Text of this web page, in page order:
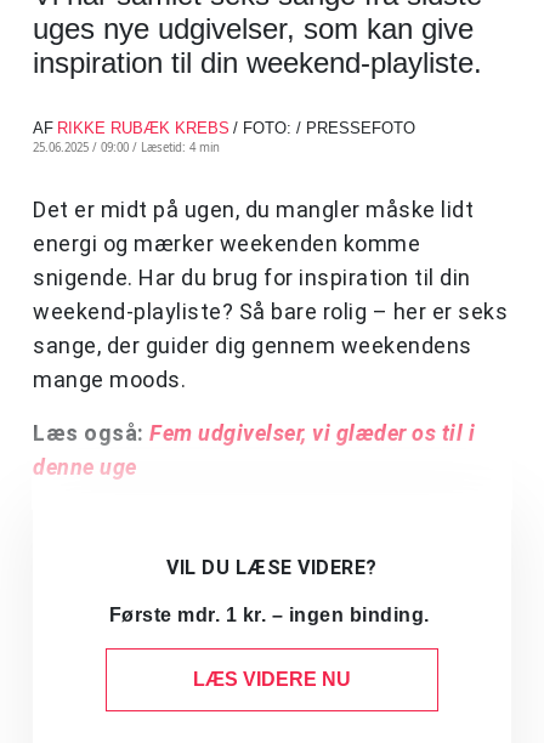
uges nye udgivelser, som kan give
inspiration til din weekend-playliste.
AF RIKKE RUBÆK KREBS / FOTO: / PRESSEFOTO
25.06.2025 / 09:00 / Læsetid: 4 min
Det er midt på ugen, du mangler måske lidt
energi og mærker weekenden komme
snigende. Har du brug for inspiration til din
weekend-playliste? Så bare rolig – her er seks
sange, der guider dig gennem weekendens
mange moods.
Læs også: Fem udgivelser, vi glæder os til i
denne uge
VIL DU LÆSE VIDERE?
Første mdr. 1 kr. – ingen binding.
LÆS VIDERE NU